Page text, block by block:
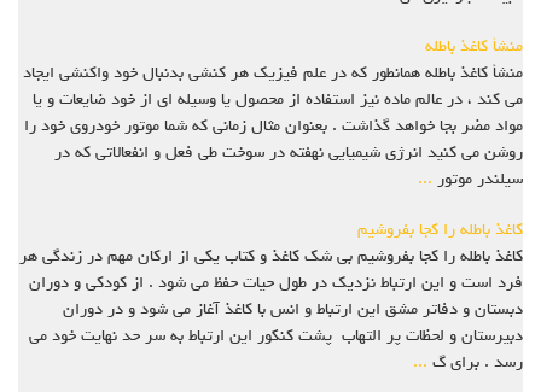
منشأ کاغذ باطله
منشأ کاغذ باطله همانطور که در علم فیزیک هر کنشی بدنبال خود واکنشی ایجاد
می کند ، در عالم ماده نیز استفاده از محصول یا وسیله ای از خود ضایعات و یا
مواد مضر بجا خواهد گذاشت . بعنوان مثال زمانی که شما موتور خودروی خود را
روشن می کنید انرژی شیمیایی نهفته در سوخت طی فعل و انفعالاتی که در
سیلندر موتور ...
کاغذ باطله را کجا بفروشیم
کاغذ باطله را کجا بفروشیم بی شک کاغذ و کتاب یکی از ارکان مهم در زندگی هر
فرد است و این ارتباط نزدیک در طول حیات حفظ می شود . از کودکی و دوران
دبستان و دفاتر مشق این ارتباط و انس با کاغذ آغاز می شود و در دوران
دبیرستان و لحظات پر التهاب پشت کنکور این ارتباط به سر حد نهایت خود می
رسد . برای گ ...